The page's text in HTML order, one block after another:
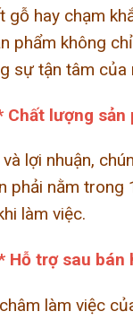
hay chạm
phẩm không
sự tận tâm của
Chất lượng sản
lợi nhuận,
phải nằm
làm việc.
Hỗ trợ sau bán
làm việc